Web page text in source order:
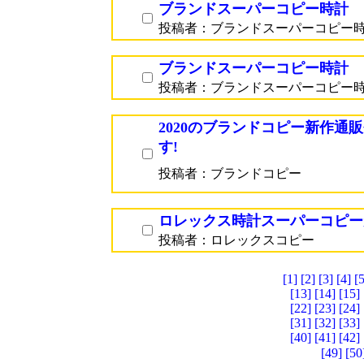
ブランドスーパーコピー時計
投稿者：ブランドスーパーコピー
ブランドスーパーコピー時計
投稿者：ブランドスーパーコピー
2020のブランドコピー新作通
す!
投稿者：ブランドコピー
ロレックス時計スーパーコピ
投稿者：ロレックスコピー
[1] [2] [3] [4]
[13] [14] [15]
[22] [23] [24]
[31] [32] [33]
[40] [41] [42]
[49]